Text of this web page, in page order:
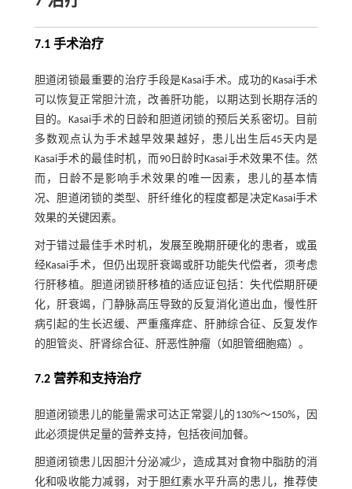
7.1 手术治疗
胆道闭锁最重要的治疗手段是Kasai手术。成功的Kasai手术
可以恢复正常胆汁流，改善肝功能，以期达到长期存活的
目的。Kasai手术的日龄和胆道闭锁的预后关系密切。目前
多数观点认为手术越早效果越好，患儿出生后45天内是
Kasai手术的最佳时机，而90日龄时Kasai手术效果不佳。然
而，日龄不是影响手术效果的唯一因素，患儿的基本情
况、胆道闭锁的类型、肝纤维化的程度都是决定Kasai手术
效果的关键因素。
对于错过最佳手术时机，发展至晚期肝硬化的患者，或虽
经Kasai手术，但仍出现肝衰竭或肝功能失代偿者，须考虑
行肝移植。胆道闭锁肝移植的适应证包括：失代偿期肝硬
化，肝衰竭，门静脉高压导致的反复消化道出血，慢性肝
病引起的生长迟缓、严重瘙痒症、肝肺综合征、反复发作
的胆管炎、肝肾综合征、肝恶性肿瘤（如胆管细胞癌）。
7.2 营养和支持治疗
胆道闭锁患儿的能量需求可达正常婴儿的130%～150%，因
此必须提供足量的营养支持，包括夜间加餐。
胆道闭锁患儿因胆汁分泌减少，造成其对食物中脂肪的消
化和吸收能力减弱，对于胆红素水平升高的患儿，推荐使